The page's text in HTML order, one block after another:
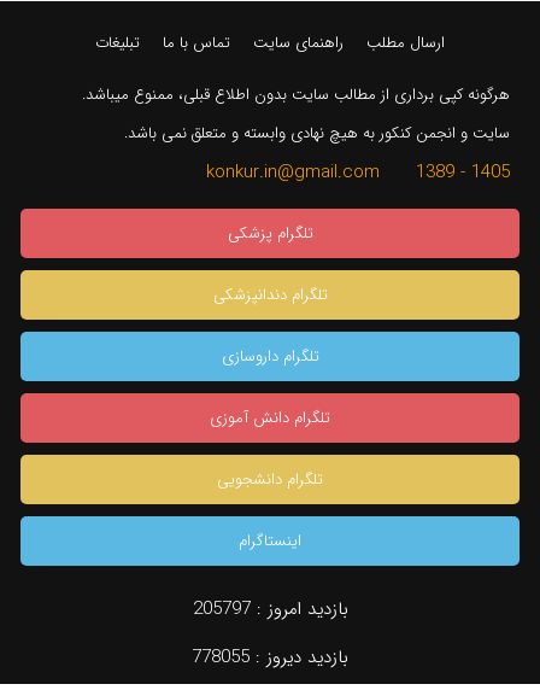
جستجو
ارسال مطلب راهنمای سایت تماس با ما تبلیغات
هرگونه کپی برداری از مطالب سایت بدون اطلاع قبلی، ممنوع میباشد.
سایت و انجمن کنکور به هیچ نهادی وابسته و متعلق نمی باشد.
1405 - 1389 konkur.in@gmail.com
تلگرام پزشکی
تلگرام دندانپزشکی
تلگرام داروسازی
تلگرام دانش آموزی
تلگرام دانشجویی
اینستاگرام
بازدید امروز :205797
بازدید دیروز : 778055